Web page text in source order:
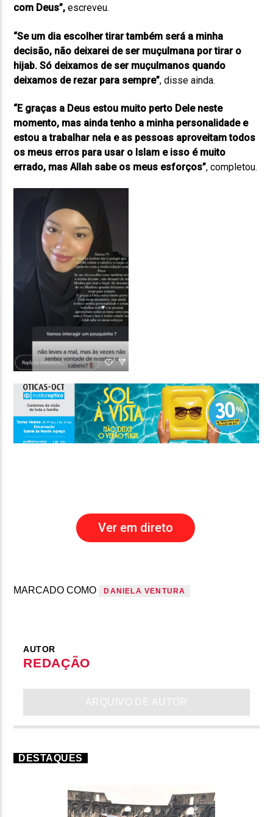
com Deus”, escreveu.
“Se um dia escolher tirar também será a minha
decisão, não deixarei de ser muçulmana por tirar o
hijab. Só deixamos de ser muçulmanos quando
deixamos de rezar para sempre”, disse ainda.
“E graças a Deus estou muito perto Dele neste
momento, mas ainda tenho a minha personalidade e
estou a trabalhar nela e as pessoas aproveitam todos
os meus erros para usar o Islam e isso é muito
errado, mas Allah sabe os meus esforços”, completou.
Ver em direto
MARCADO COMO DANIELA VENTURA
AUTOR
REDAÇÃO
ARQUIVO DE AUTOR
DESTAQUES